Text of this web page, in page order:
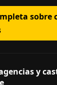
sobre
y